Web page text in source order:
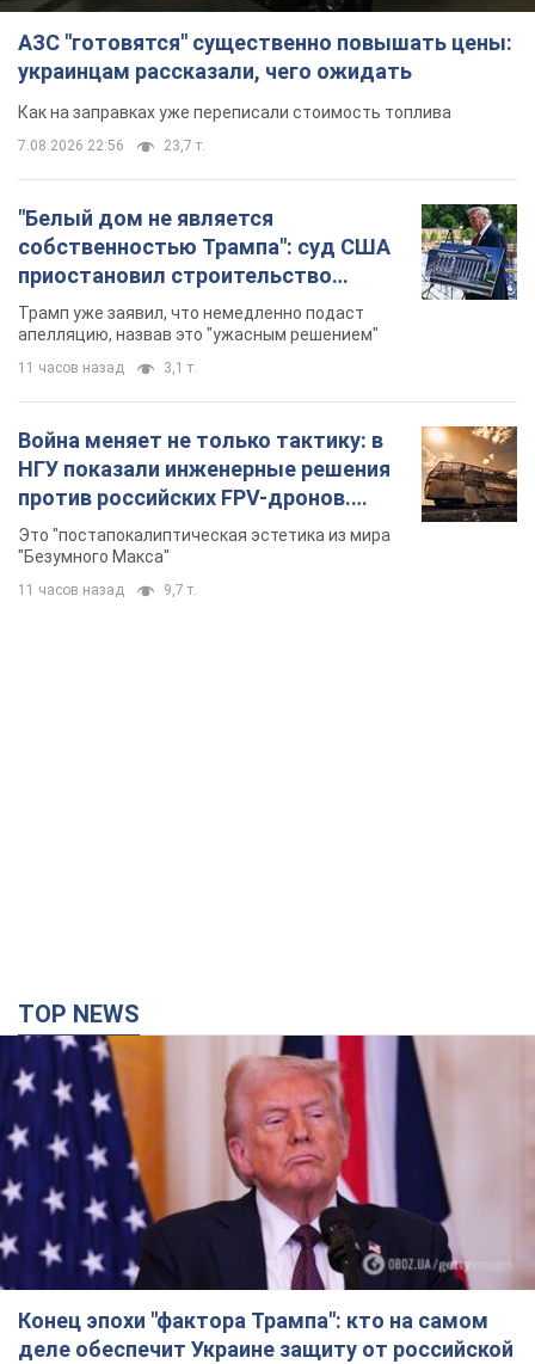
АЗС "готовятся" существенно повышать цены:
украинцам рассказали, чего ожидать
Как на заправках уже переписали стоимость топлива
7.08.2026 22:56 23,7 т.
"Белый дом не является
собственностью Трампа": суд США
приостановил строительство
бального зала стоимостью 400 млн
долларов
Трамп уже заявил, что немедленно подаст
апелляцию, назвав это "ужасным решением"
11 часов назад 3,1 т.
Война меняет не только тактику: в
НГУ показали инженерные решения
против российских FPV-дронов.
Фото
Это "постапокалиптическая эстетика из мира
"Безумного Макса"
11 часов назад 9,7 т.
TOP NEWS
Конец эпохи "фактора Трампа": кто на самом
деле обеспечит Украине защиту от российской